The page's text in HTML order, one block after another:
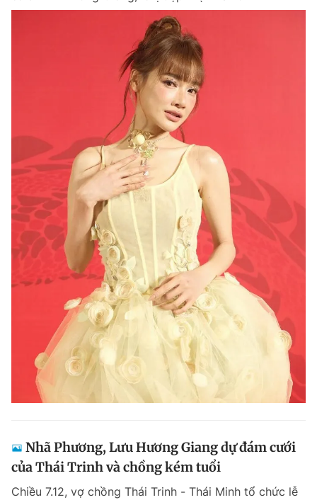
Nhã Phương, Lưu Hương Giang dự đám cưới
của Thái Trinh và chồng kém tuổi
Chiều 7.12, vợ chồng Thái Trinh - Thái Minh tổ chức lễ